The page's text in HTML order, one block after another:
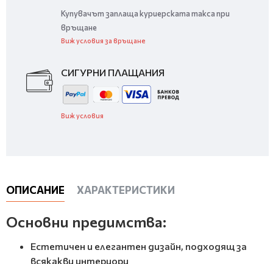
Купувачът заплаща куриерската такса при
връщане
Виж условия за връщане
СИГУРНИ ПЛАЩАНИЯ
Виж условия
ОПИСАНИЕ ХАРАКТЕРИСТИКИ
Основни предимства:
Естетичен и елегантен дизайн, подходящ за
всякакви интериори